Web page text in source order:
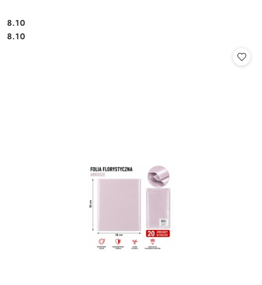
Cena:
8.10
Cena:
8.10